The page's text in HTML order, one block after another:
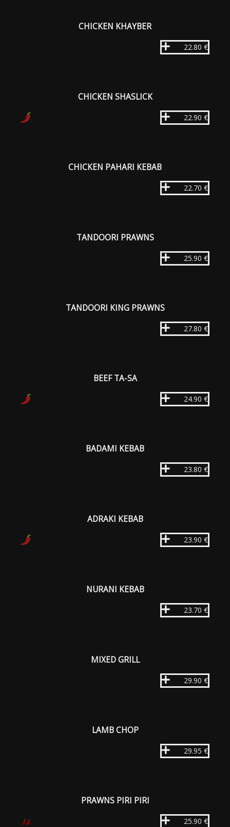
CHICKEN KHAYBER
22.80 €
CHICKEN SHASLICK
22.90 €
CHICKEN PAHARI KEBAB
22.70 €
TANDOORI PRAWNS
25.90 €
TANDOORI KING PRAWNS
27.80 €
BEEF TA-SA
24.90 €
BADAMI KEBAB
23.80 €
ADRAKI KEBAB
23.90 €
NURANI KEBAB
23.70 €
MIXED GRILL
29.90 €
LAMB CHOP
29.95 €
PRAWNS PIRI PIRI
25.90 €